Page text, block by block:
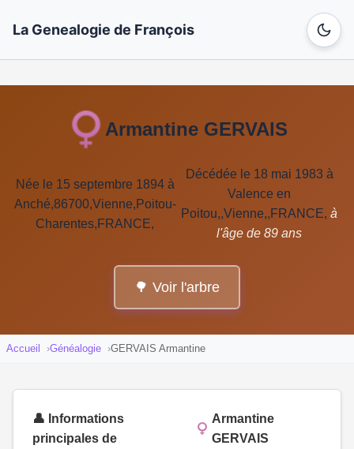
La Genealogie de François
Armantine GERVAIS
Née le 15 septembre 1894 à
Anché,86700,Vienne,Poitou-
Charentes,FRANCE,
Décédée le 18 mai 1983 à
Valence en
Poitou,,Vienne,,FRANCE, à
l'âge de 89 ans
🌳 Voir l'arbre
Accueil Généalogie GERVAIS Armantine
👤 Informations
principales de
Armantine
GERVAIS